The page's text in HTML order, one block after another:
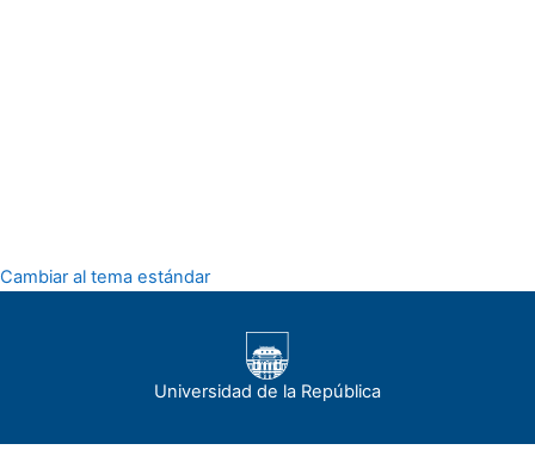
Cambiar al tema estándar
Universidad de la República